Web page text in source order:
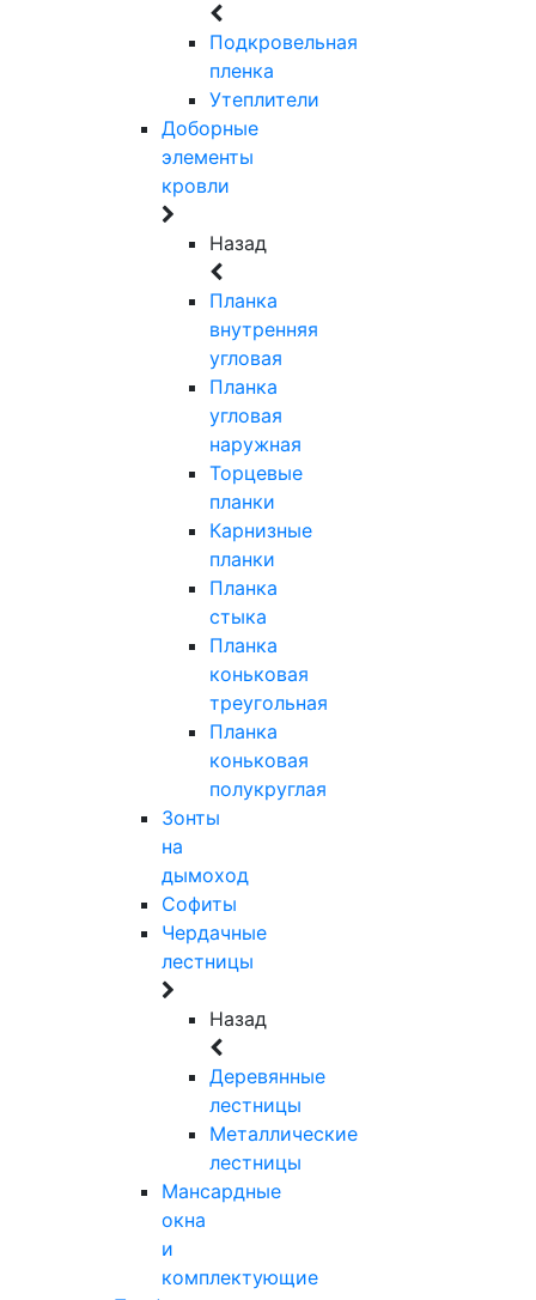
Подкровельная
пленка
Утеплители
Доборные
элементы
кровли
Назад
Планка
внутренняя
угловая
Планка
угловая
наружная
Торцевые
планки
Карнизные
планки
Планка
стыка
Планка
коньковая
треугольная
Планка
коньковая
полукруглая
Зонты
на
дымоход
Софиты
Чердачные
лестницы
Назад
Деревянные
лестницы
Металлические
лестницы
Мансардные
окна
и
комплектующие